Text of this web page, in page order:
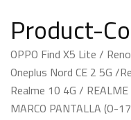
Product-
OPPO Find X5 Lite /
Oneplus Nord CE 2 5G /
Realme 10 4G /
MARCO PANTALLA (O-